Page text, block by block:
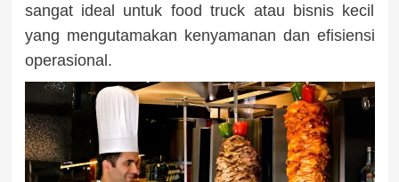
sangat ideal untuk food truck atau bisnis kecil
yang mengutamakan kenyamanan dan efisiensi
operasional.